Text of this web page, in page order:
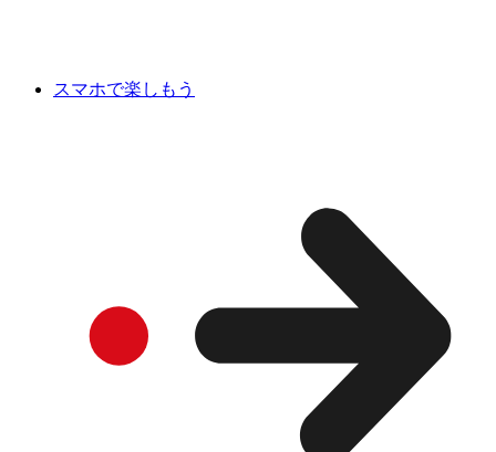
スマホで楽しもう